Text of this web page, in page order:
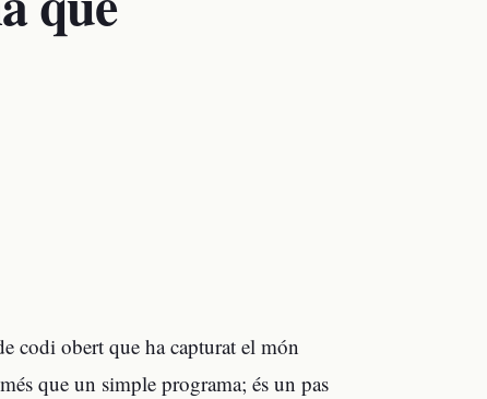
codi obert que ha capturat el món
que un simple programa; és un pas